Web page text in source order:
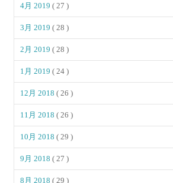
4月 2019( 27 )
3月 2019( 28 )
2月 2019( 28 )
1月 2019( 24 )
12月 2018( 26 )
11月 2018( 26 )
10月 2018( 29 )
9月 2018( 27 )
8月 2018( 29 )